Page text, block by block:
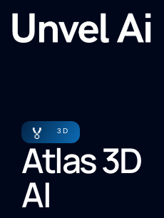
🏅 3D
Atlas 3D
AI